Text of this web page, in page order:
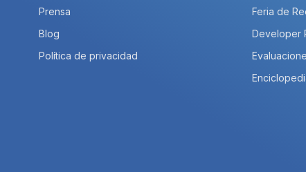
Prensa
Blog
Política de privacidad
Feria de
Developer